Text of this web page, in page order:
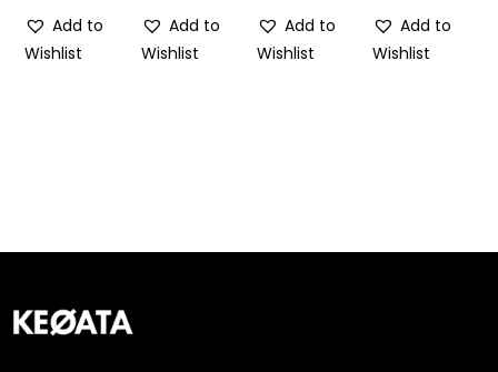
Add to
Wishlist
Add to
Wishlist
Add to
Wishlist
Add to
Wishlist